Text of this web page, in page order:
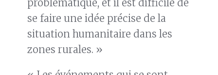
problématique, et il est difficile de
se faire une idée précise de la
situation humanitaire dans les
zones rurales. »